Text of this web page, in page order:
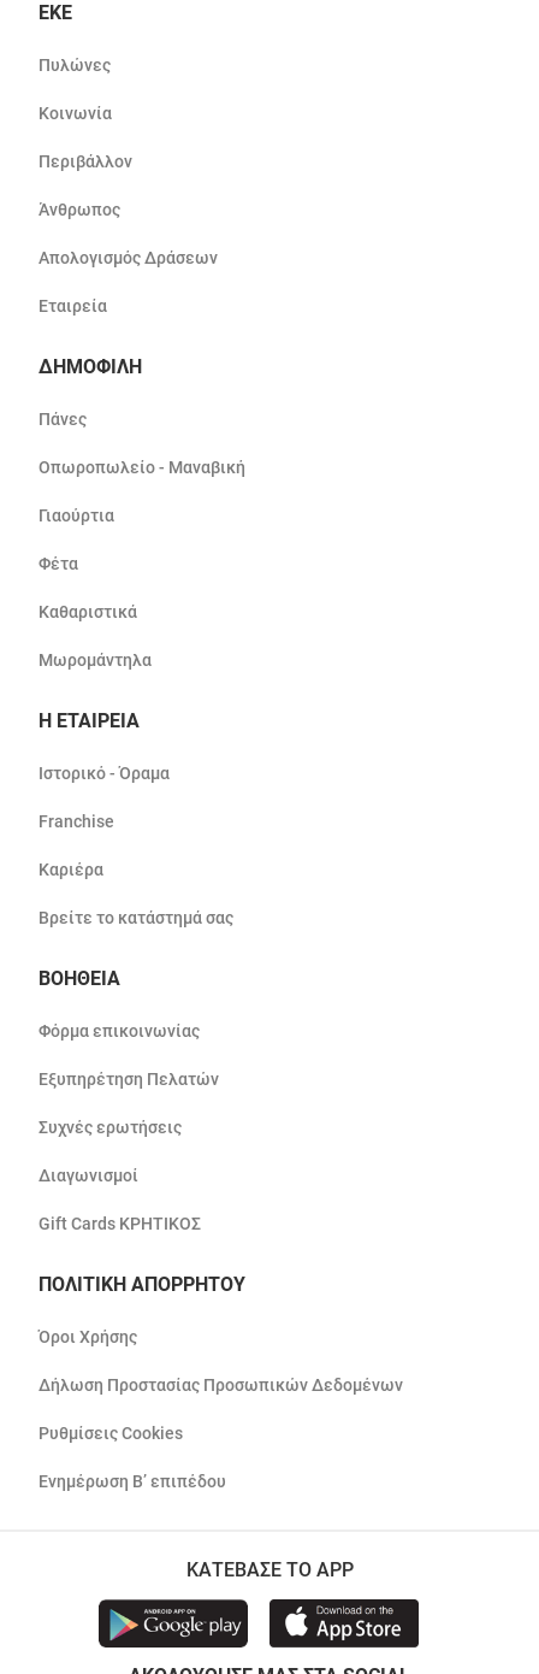
ΕΚΕ
Πυλώνες
Κοινωνία
Περιβάλλον
Άνθρωπος
Απολογισμός Δράσεων
Εταιρεία
ΔΗΜΟΦΙΛΗ
Πάνες
Οπωροπωλείο - Μαναβική
Γιαούρτια
Φέτα
Καθαριστικά
Μωρομάντηλα
Η ΕΤΑΙΡΕΙΑ
Ιστορικό - Όραμα
Franchise
Καριέρα
Βρείτε το κατάστημά σας
ΒΟΗΘΕΙΑ
Φόρμα επικοινωνίας
Εξυπηρέτηση Πελατών
Συχνές ερωτήσεις
Διαγωνισμοί
Gift Cards ΚΡΗΤΙΚΟΣ
ΠΟΛΙΤΙΚΗ ΑΠΟΡΡΗΤΟΥ
Όροι Χρήσης
Δήλωση Προστασίας Προσωπικών Δεδομένων
Ρυθμίσεις Cookies
Ενημέρωση Β’ επιπέδου
ΚΑΤΕΒΑΣΕ ΤΟ APP